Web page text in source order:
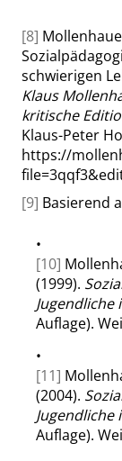
[8]
schwierigen
Klaus
kritische
Klaus-Peter
https://
[9] Basierend
•
[10]
(1999).
Jugendliche
Auflage).
•
[11]
(2004).
Jugendliche
Auflage).